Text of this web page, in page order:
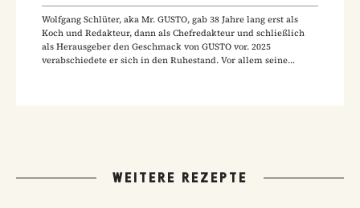
Wolfgang Schlüter, aka Mr. GUSTO, gab 38 Jahre lang erst als
Koch und Redakteur, dann als Chefredakteur und schließlich
als Herausgeber den Geschmack von GUSTO vor. 2025
verabschiedete er sich in den Ruhestand. Vor allem seine
WEITERE REZEPTE